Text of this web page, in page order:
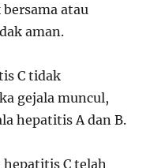
atau
aman.
C tidak
gejala muncul,
hepatitis A dan B.
hepatitis C telah